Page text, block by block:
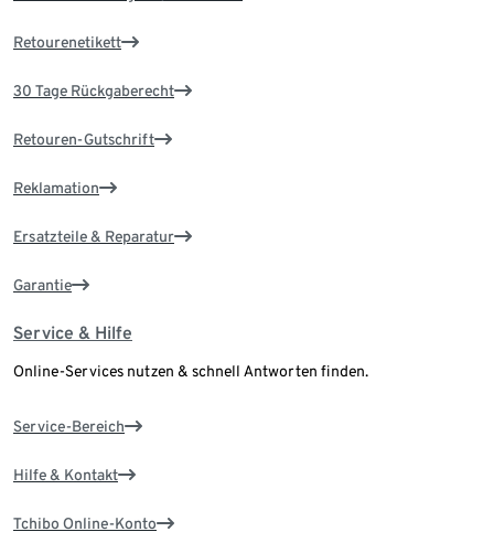
Retourenetikett
30 Tage Rückgaberecht
Retouren-Gutschrift
Reklamation
Ersatzteile & Reparatur
Garantie
Service & Hilfe
Online-Services nutzen & schnell Antworten finden.
Service-Bereich
Hilfe & Kontakt
Tchibo Online-Konto